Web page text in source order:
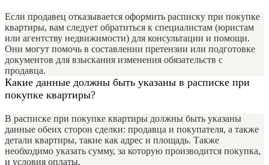
Если продавец отказывается оформить расписку при покупке
квартиры, вам следует обратиться к специалистам (юристам
или агентству недвижимости) для консультации и помощи.
Они могут помочь в составлении претензии или подготовке
документов для взыскания изменения обязательств с
продавца.
Какие данные должны быть указаны в расписке при
покупке квартиры?
В расписке при покупке квартиры должны быть указаны
данные обеих сторон сделки: продавца и покупателя, а также
детали квартиры, такие как адрес и площадь. Также
необходимо указать сумму, за которую производится покупка,
и условия оплаты.